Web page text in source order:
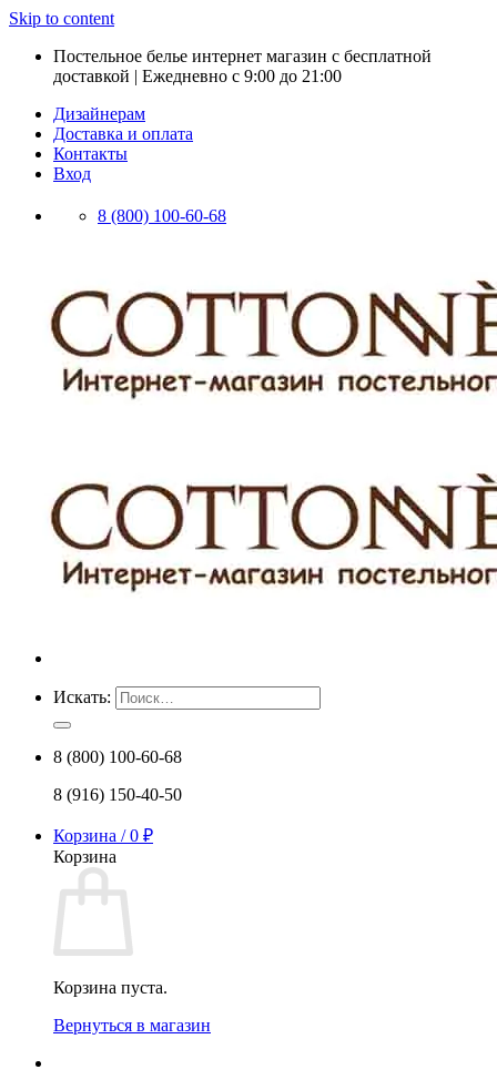
Skip to content
Постельное белье интернет магазин с бесплатной
доставкой | Ежедневно с 9:00 до 21:00
Дизайнерам
Доставка и оплата
Контакты
Вход
8 (800) 100-60-68
Искать:
8 (800) 100-60-68
8 (916) 150-40-50
Корзина /0 ₽
Корзина
Корзина пуста.
Вернуться в магазин